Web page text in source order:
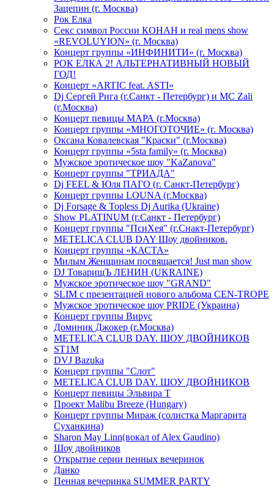
Зацепин (г. Москва)
Рок Елка
Секс символ России КОНАН и real mens show
«REVOLUYION» (г. Москва)
Концерт группы «ИНФИНИТИ» (г. Москва)
РОК ЕЛКА 2! АЛЬТЕРНАТИВНЫЙ НОВЫЙ
ГОД!
Концерт «ARTIC feat. ASTI»
Dj Сергей Рига (г.Санкт - Петербург) и MC Zali
(г.Москва)
Концерт певицы МАРА (г.Москва)
Концерт группы «МНОГОТОЧИЕ» (г. Москва)
Оксана Ковалевская "Краски" (г.Москва)
Концерт группы «5sta family» (г. Москва)
Мужское эротическое шоу "KaZanova"
Концерт группы "ТРИАДА"
Dj FEEL & Юля ПАГО (г. Санкт-Петербург)
Концерт группы LOUNA (г.Москва)
Dj Forsage & Topless Dj Aurika (Ukraine)
Show PLATINUM (г.Санкт - Петербург)
Концерт группы "ПсиХея" (г.Снакт-Петербург)
METELICA CLUB DAY Шоу двойников.
Концерт группы «КАСТА»
Милым Женщинам посвящается! Just man show
DJ ТоварищЪ ЛЕНИН (UKRAINE)
Мужское эротическое шоу "GRAND"
SLIM с презентацией нового альбома CEN-TROPE
Мужское эротическое шоу PRIDE (Украина)
Концерт группы Вирус
Доминик Джокер (г.Москва)
METELICA CLUB DAY. ШОУ ДВОЙНИКОВ
ST1M
DVJ Bazuka
Концерт группы "Слот"
METELICA CLUB DAY. ШОУ ДВОЙНИКОВ
Концерт певицы Эльвира Т
Проект Malibu Breeze (Hungary)
Концерт группы Мираж (солистка Маргарита
Суханкина)
Sharon May Linn(вокал of Alex Gaudino)
Шоу двойников
Открытие серии пенных вечеринок
Данко
Пенная вечеринка SUMMER PARTY